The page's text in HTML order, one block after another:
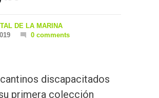
DE LA MARINA
0 comments
discapacitados
primera colección